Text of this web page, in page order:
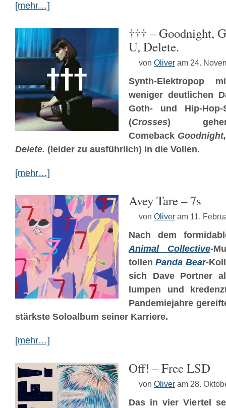
[mehr…]
††† – Goodnight,
U, Delete.
von Oliver am 24.
Synth-Elektropop
weniger deutlichen
Goth- und Hip-
(Crosses)
Comeback
Delete. (leider zu ausführlich) in die Vollen.
[mehr…]
Avey Tare – 7s
von Oliver am 11.
Nach dem
Animal Collective-
tollenPanda Bear-
sich Dave Portner
lumpen und
Pandemiejahre
stärkste Soloalbum seiner Karriere.
[mehr…]
Off! – Free LSD
von Oliver am 28.
Das in vier Viertel